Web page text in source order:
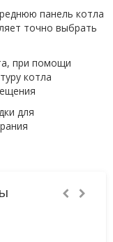
панель котла
точно выбрать
при помощи
котла
для